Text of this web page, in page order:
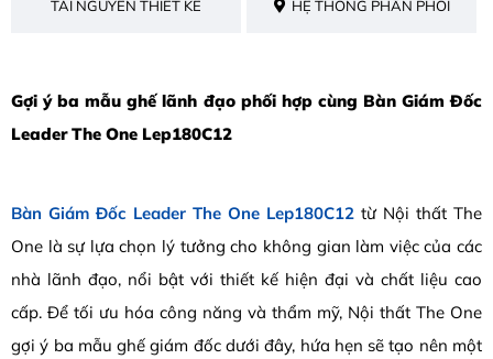
TÀI NGUYÊN THIẾT KẾ HỆ THỐNG PHÂN PHỐI
Gợi ý ba mẫu ghế lãnh đạo phối hợp cùng Bàn Giám Đốc
Leader The One Lep180C12
Bàn Giám Đốc Leader The One Lep180C12 từ Nội thất The
One là sự lựa chọn lý tưởng cho không gian làm việc của các
nhà lãnh đạo, nổi bật với thiết kế hiện đại và chất liệu cao
cấp. Để tối ưu hóa công năng và thẩm mỹ, Nội thất The One
gợi ý ba mẫu ghế giám đốc dưới đây, hứa hẹn sẽ tạo nên một